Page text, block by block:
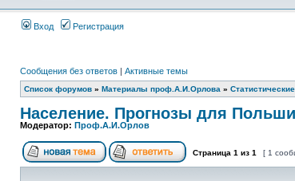
Вход Регистрация
Сообщения без ответов | Активные темы
Список форумов » Материалы проф.А.И.Орлова »
Население. Прогнозы для
Модератор: Проф.А.И.Орлов
Страница 1 из 1 [ 1